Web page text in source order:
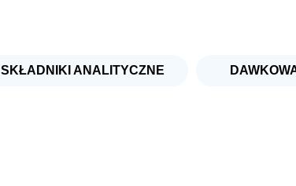
SKŁADNIKI ANALITYCZNE